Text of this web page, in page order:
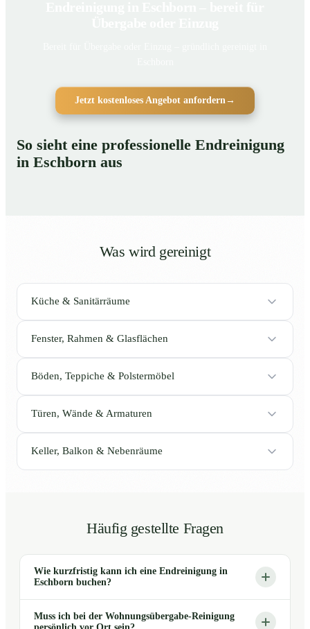
Jetzt kostenloses Angebot anfordern →
So sieht eine professionelle Endreinigung
in Eschborn aus
Was wird gereinigt
Küche & Sanitärräume
Fenster, Rahmen & Glasflächen
Böden, Teppiche & Polstermöbel
Türen, Wände & Armaturen
Keller, Balkon & Nebenräume
Häufig gestellte Fragen
Wie kurzfristig kann ich eine Endreinigung in
Eschborn buchen?
Muss ich bei der Wohnungsübergabe-Reinigung